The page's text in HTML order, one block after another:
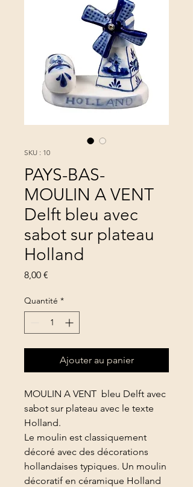
SKU : 10
PAYS-BAS-
MOULIN A VENT
Delft bleu avec
sabot sur plateau
Holland
8,00 €
Quantité *
Ajouter au panier
MOULIN A VENT bleu Delft avec
sabot sur plateau avec le texte
Holland.
Le moulin est classiquement
décoré avec des décorations
hollandaises typiques. Un moulin
décoratif en céramique Holland